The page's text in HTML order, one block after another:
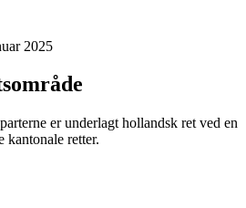
2025
er underlagt hollandsk ret ved en
kantonale retter.